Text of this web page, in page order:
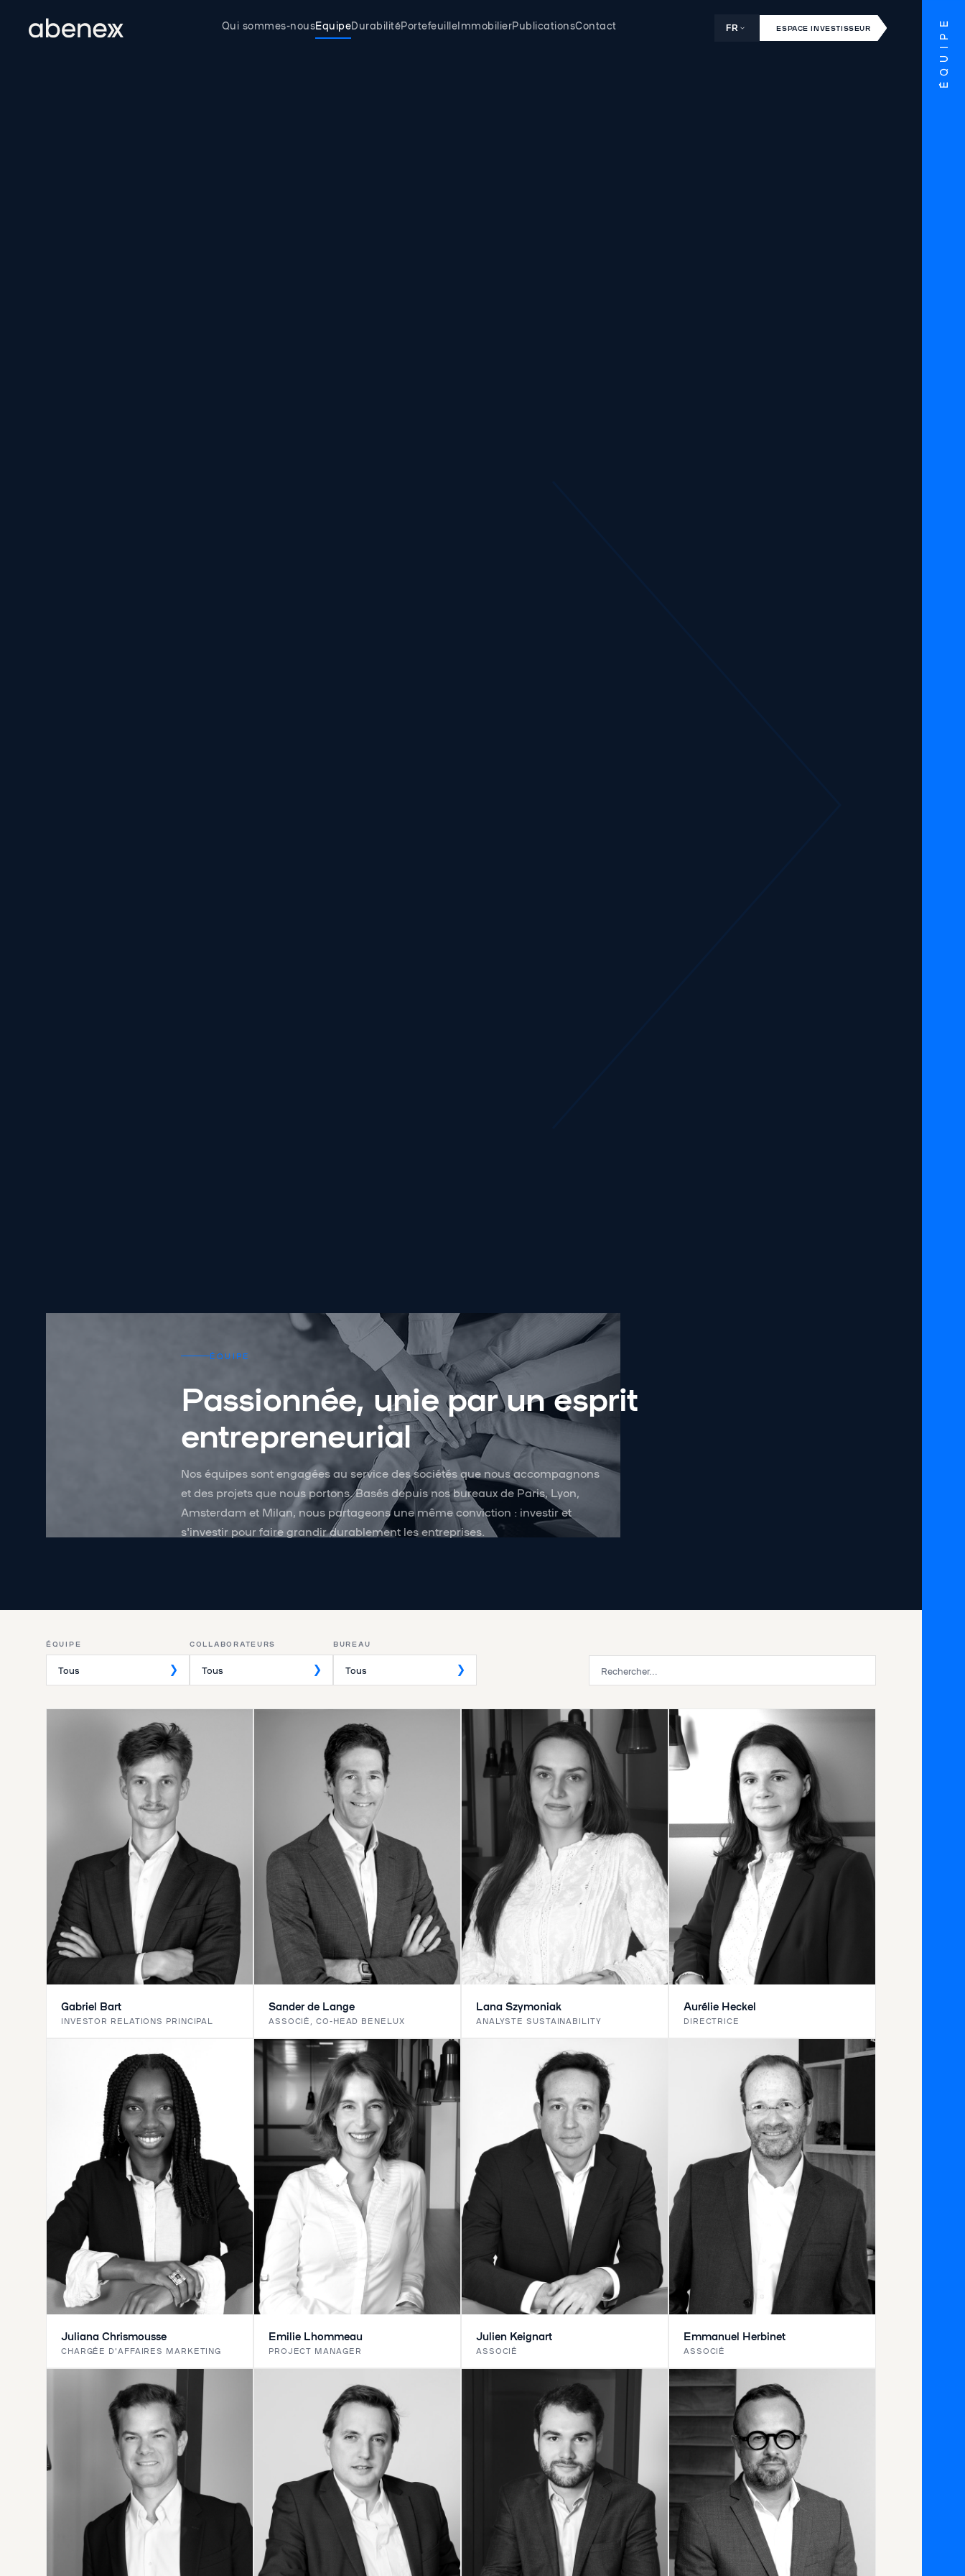
Qui sommes-nousEquipeDurabilitéPortefeuilleImmobilierPublicationsContact FR ESPACE INVESTISSEUR ÉQUIPE
ÉQUIPE
Passionnée, unie par un esprit
entrepreneurial
Nos équipes sont engagées au service des sociétés que nous accompagnons
et des projets que nous portons. Basés depuis nos bureaux de Paris, Lyon,
Amsterdam et Milan, nous partageons une même conviction : investir et
s'investir pour faire grandir durablement les entreprises.
ÉQUIPE
Tous
COLLABORATEURS
Tous
BUREAU
Tous
Gabriel Bart
INVESTOR RELATIONS PRINCIPAL
Sander de Lange
ASSOCIÉ, CO-HEAD BENELUX
Lana Szymoniak
ANALYSTE SUSTAINABILITY
Aurélie Heckel
DIRECTRICE
Juliana Chrismousse
CHARGÉE D'AFFAIRES MARKETING
Emilie Lhommeau
PROJECT MANAGER
Julien Keignart
ASSOCIÉ
Emmanuel Herbinet
ASSOCIÉ